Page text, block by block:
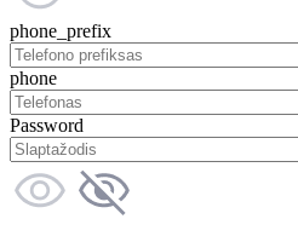
phone_prefix
phone
Password